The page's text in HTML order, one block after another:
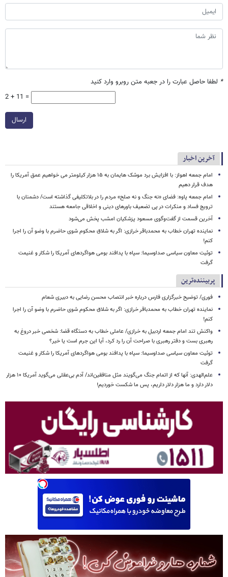
* لطفا حاصل عبارت را در جعبه متن روبرو وارد کنید
2 + 11 =
ارسال
آخرین اخبار
امام‌ جمعه اهواز: با افزایش برد موشک هایمان به ۱۵ هزار کیلومتر می خواهیم عمق آمریکا را
هدف قرار دهیم
امام جمعه پاوه: فضای «نه جنگ و نه صلح» مردم را در بلاتکلیفی گذاشته است/ دشمنان با
ترویج فساد و منکرات در پی تضعیف باورهای دینی و اخلاقی جامعه هستند
آخرین قسمت از گفت‌وگوی مسعود پزشکیان امشب پخش می‌شود
نماینده تهران خطاب به محمدباقر خرازی: اگر به شلاق محکوم شوی حاضرم با وضو آن را اجرا
کنم!
توئیت معاون سیاسی صداوسیما: سپاه با پدافند بومی هواگردهای آمریکا را شکار و غنیمت
گرفت
پربیننده‌ترین
فوری/ توضیح خبرگزاری فارس درباره خبر انتصاب محسن رضایی به دبیری شعام
نماینده تهران خطاب به محمدباقر خرازی: اگر به شلاق محکوم شوی حاضرم با وضو آن را اجرا
کنم!
واکنش تند امام جمعه اردبیل به خرازی/ عاملی خطاب به دستگاه قضا: شخصی خبر دروغ به
رهبری بست و دفتر رهبری با صراحت آن را رد کرد، آیا این جرم است یا خیر؟
توئیت معاون سیاسی صداوسیما: سپاه با پدافند بومی هواگردهای آمریکا را شکار و غنیمت
گرفت
علم‌الهدی: آنها که از اتمام جنگ می‌گویند مثل منافقین‌اند/ آدم بی‌عقلی می‌گوید آمریکا ۱۰ هزار
دلار دارد و ما هزار دلار داریم، پس ما شکست خوردیم!